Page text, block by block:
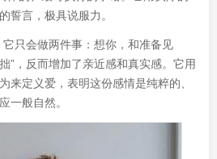
誓言，极具说服力。
它只会做两件事：想你，和准备见
”，反而增加了亲近感和真实感。它用
来定义爱，表明这份感情是纯粹的、
一般自然。